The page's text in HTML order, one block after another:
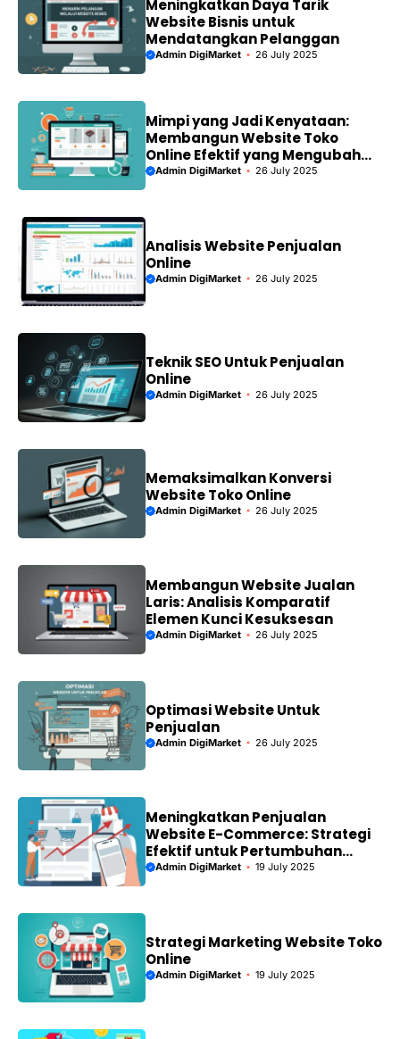
Meningkatkan Daya Tarik
Website Bisnis untuk
Mendatangkan Pelanggan
Admin DigiMarket 26 July 2025
Mimpi yang Jadi Kenyataan:
Membangun Website Toko
Online Efektif yang Mengubah
Hidup Anda
Admin DigiMarket 26 July 2025
Analisis Website Penjualan
Online
Admin DigiMarket 26 July 2025
Teknik SEO Untuk Penjualan
Online
Admin DigiMarket 26 July 2025
Memaksimalkan Konversi
Website Toko Online
Admin DigiMarket 26 July 2025
Membangun Website Jualan
Laris: Analisis Komparatif
Elemen Kunci Kesuksesan
Admin DigiMarket 26 July 2025
Optimasi Website Untuk
Penjualan
Admin DigiMarket 26 July 2025
Meningkatkan Penjualan
Website E-Commerce: Strategi
Efektif untuk Pertumbuhan
Bisnis
Admin DigiMarket 19 July 2025
Strategi Marketing Website Toko
Online
Admin DigiMarket 19 July 2025